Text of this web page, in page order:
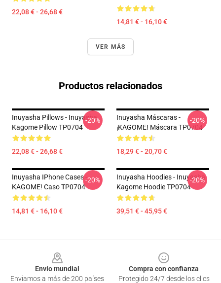
22,08 € - 26,68 €
14,81 € - 16,10 €
VER MÁS
Productos relacionados
Inuyasha Pillows - Inuyasha
Kagome Pillow TP0704
22,08 € - 26,68 €
-20%
Inuyasha Máscaras -
¡KAGOME! Máscara TP0704
18,29 € - 20,70 €
-20%
Inuyasha IPhone Cases -
KAGOME! Caso TP0704
14,81 € - 16,10 €
-20%
Inuyasha Hoodies - Inuyasha
Kagome Hoodie TP0704
39,51 € - 45,95 €
-20%
Envío mundial
Enviamos a más de 200 países
Compra con confianza
Protegido 24/7 desde los clics